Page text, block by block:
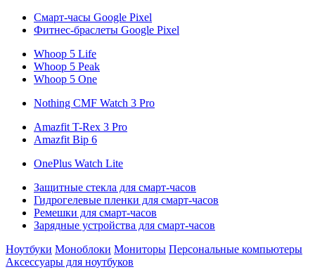
Смарт-часы Google Pixel
Фитнес-браслеты Google Pixel
Whoop 5 Life
Whoop 5 Peak
Whoop 5 One
Nothing CMF Watch 3 Pro
Amazfit T-Rex 3 Pro
Amazfit Bip 6
OnePlus Watch Lite
Защитные стекла для смарт-часов
Гидрогелевые пленки для смарт-часов
Ремешки для смарт-часов
Зарядные устройства для смарт-часов
Ноутбуки Моноблоки Мониторы Персональные компьютеры
Аксессуары для ноутбуков